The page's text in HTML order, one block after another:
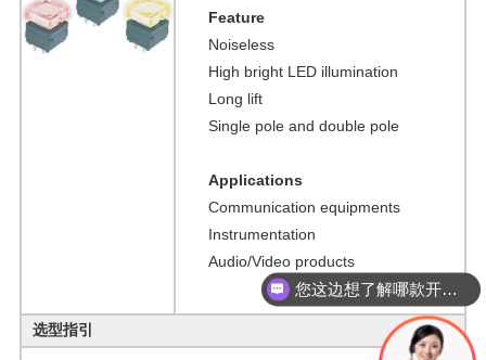
Feature
Noiseless
High bright LED illumination
Long lift
Single pole and double pole
Applications
Communication equipments
Instrumentation
Audio/Video products
选型指引
您这边想了解哪款开关？